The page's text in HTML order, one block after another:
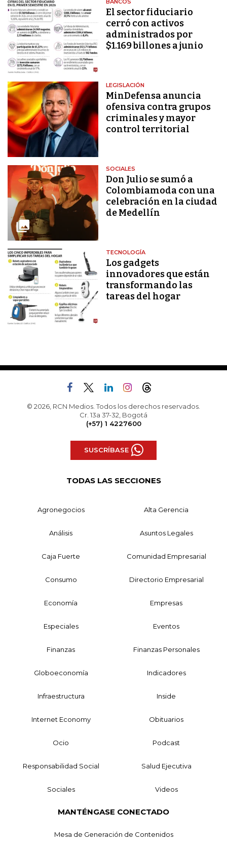
El sector fiduciario
cerró con activos
administrados por
$1.169 billones a junio
LEGISLACIÓN
MinDefensa anuncia
ofensiva contra grupos
criminales y mayor
control territorial
SOCIALES
Don Julio se sumó a
Colombiamoda con una
celebración en la ciudad
de Medellín
TECNOLOGÍA
Los gadgets
innovadores que están
transformando las
tareas del hogar
© 2026, RCN Medios. Todos los derechos reservados.
Cr. 13a 37-32, Bogotá
(+57) 1 4227600
SUSCRÍBASE
TODAS LAS SECCIONES
Agronegocios Alta Gerencia
Análisis Asuntos Legales
Caja Fuerte Comunidad Empresarial
Consumo Directorio Empresarial
Economía Empresas
Especiales Eventos
Finanzas Finanzas Personales
Globoeconomía Indicadores
Infraestructura Inside
Internet Economy Obituarios
Ocio Podcast
Responsabilidad Social Salud Ejecutiva
Sociales Videos
MANTÉNGASE CONECTADO
Mesa de Generación de Contenidos